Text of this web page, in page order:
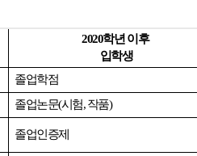
2020학년 이후
입학생
졸업학점
졸업논문(시험, 작품)
졸업인증제